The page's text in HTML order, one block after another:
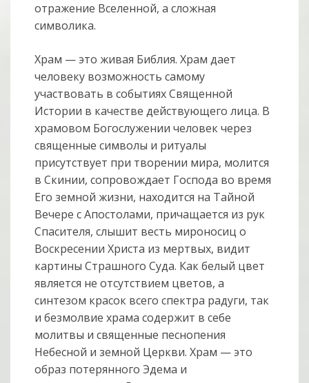
отражение Вселенной, а сложная
символика.
Храм — это живая Библия. Храм дает
человеку возможность самому
участвовать в событиях Священной
Истории в качестве действующего лица. В
храмовом Богослужении человек через
священные символы и ритуалы
присутствует при творении мира, молится
в Скинии, сопровождает Господа во время
Его земной жизни, находится на Тайной
Вечере с Апостолами, причащается из рук
Спасителя, слышит весть мироносиц о
Воскресении Христа из мертвых, видит
картины Страшного Суда. Как белый цвет
является не отсутствием цветов, а
синтезом красок всего спектра радуги, так
и безмолвие храма содержит в себе
молитвы и священные песнопения
Небесной и земной Церкви. Храм — это
образ потерянного Эдема и